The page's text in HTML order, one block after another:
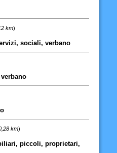
km)
sociali, verbano
km)
piccoli, proprietari,